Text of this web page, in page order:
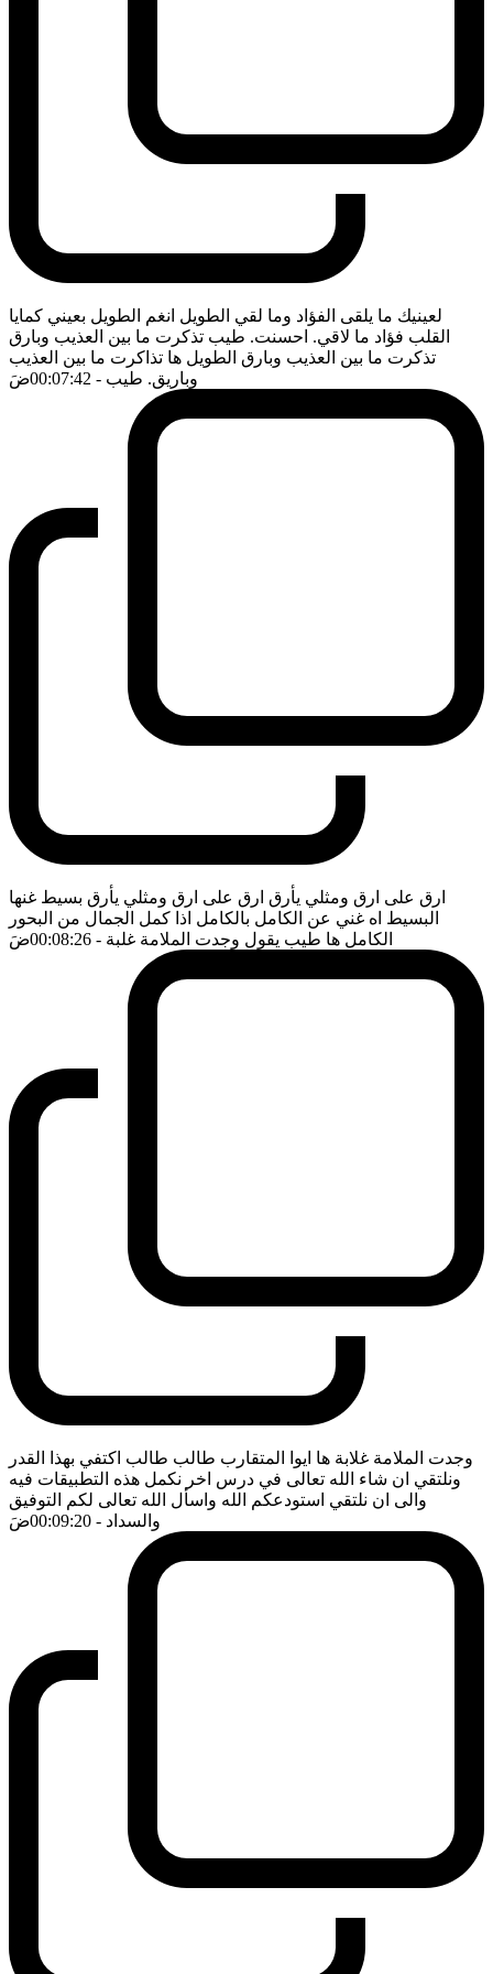
لعينيك ما يلقى الفؤاد وما لقي الطويل انغم الطويل بعيني كمايا
القلب فؤاد ما لاقي. احسنت. طيب تذكرت ما بين العذيب وبارق
تذكرت ما بين العذيب وبارق الطويل ها تذاكرت ما بين العذيب
وباريق. طيب - 00:07:42 ضَ
ارق على ارق ومثلي يأرق ارق على ارق ومثلي يأرق بسيط غنها
البسيط اه غني عن الكامل بالكامل اذا كمل الجمال من البحور
الكامل ها طيب يقول وجدت الملامة غلبة - 00:08:26 ضَ
وجدت الملامة غلابة ها ايوا المتقارب طالب طالب اكتفي بهذا القدر
ونلتقي ان شاء الله تعالى في درس اخر نكمل هذه التطبيقات فيه
والى ان نلتقي استودعكم الله واسأل الله تعالى لكم التوفيق
والسداد - 00:09:20 ضَ